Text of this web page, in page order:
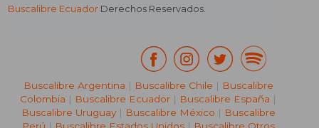
Buscalibre Ecuador Derechos Reservados.
Buscalibre Argentina | Buscalibre Chile | Buscalibre
Colombia | Buscalibre Ecuador | Buscalibre España |
Buscalibre Uruguay| Buscalibre México | Buscalibre